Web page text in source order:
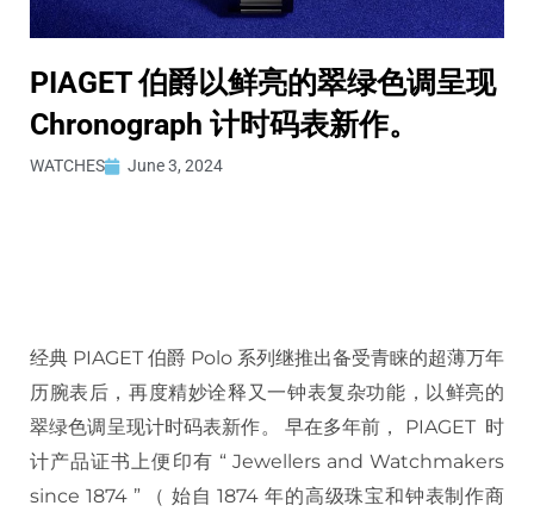
PIAGET 伯爵以鲜亮的翠绿色调呈现
Chronograph 计时码表新作。
WATCHES June 3, 2024
经典 PIAGET 伯爵 Polo 系列继推出备受青睐的超薄万年
历腕表后，再度精妙诠释又一钟表复杂功能，以鲜亮的
翠绿色调呈现计时码表新作。 早在多年前， PIAGET 时
计产品证书上便印有 “ Jewellers and Watchmakers
since 1874 ” （ 始自 1874 年的高级珠宝和钟表制作商